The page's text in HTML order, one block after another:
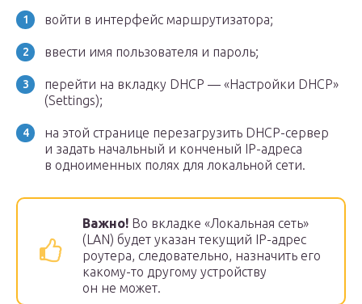
войти в интерфейс маршрутизатора;
ввести имя пользователя и пароль;
перейти на вкладку DHCP — «Настройки DHCP»
(Settings);
на этой странице перезагрузить DHCP-сервер
и задать начальный и конченый IP-адреса
в одноименных полях для локальной сети.
Важно! Во вкладке «Локальная сеть»
(LAN) будет указан текущий IP-адрес
роутера, следовательно, назначить его
какому-то другому устройству
он не может.